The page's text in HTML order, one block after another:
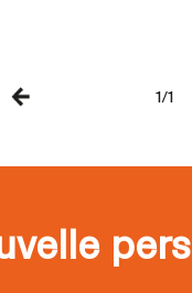
1/1